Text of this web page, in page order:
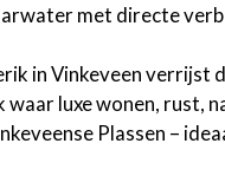
met directe
in Vinkeveen verrijst
waar luxe wonen,
Plassen –